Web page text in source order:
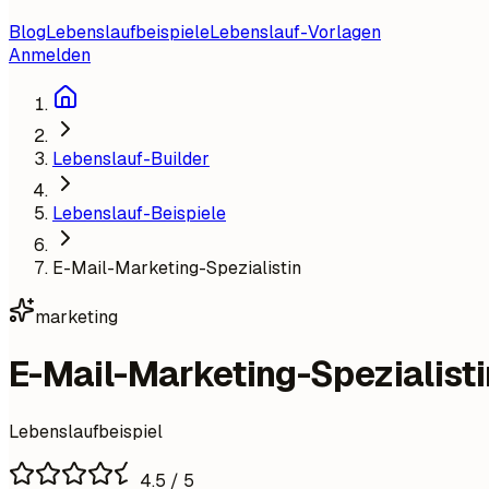
BlogLebenslaufbeispieleLebenslauf-Vorlagen
Anmelden
Lebenslauf-Builder
Lebenslauf-Beispiele
E-Mail-Marketing-Spezialistin
marketing
E-Mail-Marketing-
Lebenslaufbeispiel
4.5 / 5